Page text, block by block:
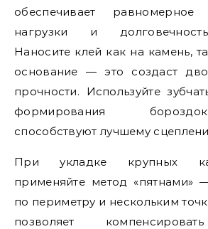
обеспечивает равномерное
нагрузки и
Наносите клей как на камень,
основание — это создаст
прочности. Используйте
формирования
способствуют лучшему
При укладке крупных
применяйте метод «пятнами»
по периметру и нескольким
позволяет